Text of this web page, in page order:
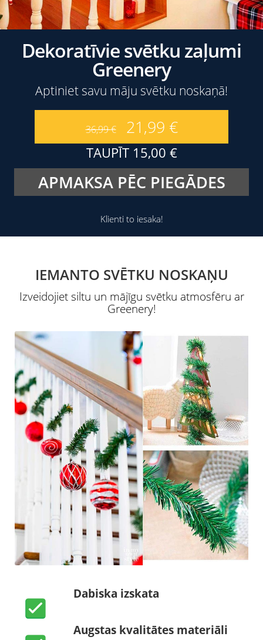
Dekoratīvie svētku zaļumi
Greenery
Aptiniet savu māju svētku noskaņā!
36,99€ 21,99 €
TAUPĪT 15,00 €
APMAKSA PĒC PIEGĀDES
Klienti to iesaka!
IEMANTO SVĒTKU NOSKAŅU
Izveidojiet siltu un mājīgu svētku atmosfēru ar
Greenery!
Dabiska izskata
Augstas kvalitātes materiāli